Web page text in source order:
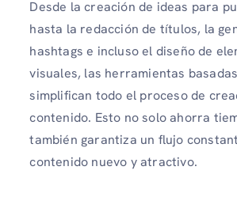
Desde la creación de ideas para
hasta la redacción de títulos, la
hashtags e incluso el diseño de
visuales, las herramientas
simplifican todo el proceso de
contenido. Esto no solo ahorra
también garantiza un flujo
contenido nuevo y atractivo.